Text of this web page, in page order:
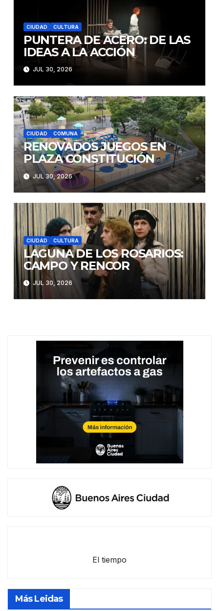
CIUDAD CULTURA
PUNTERA DE ACERO: DE LAS
IDEAS A LA ACCIÓN
JUL 30, 2026
CIUDAD COMUNA
RENOVADOS JUEGOS EN
PLAZA CONSTITUCIÓN
JUL 30, 2026
CIUDAD CULTURA
LAGUNA DE LOS ROSARIOS:
CAMPO Y RENCOR
JUL 30, 2026
El tiempo
Más Leidas